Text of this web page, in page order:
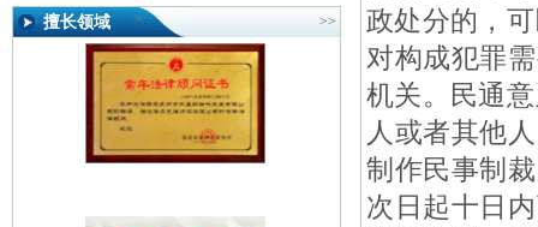
擅长领域 >>
政处分的，
对构成犯罪
机关。民通
人或者其他
制作民事制
次日起十日